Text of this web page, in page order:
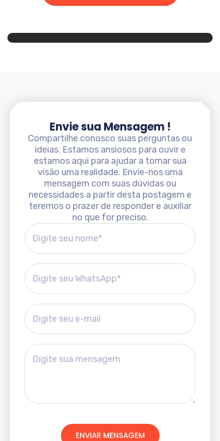
Envie sua Mensagem !
Compartilhe conosco suas perguntas ou
ideias. Estamos ansiosos para ouvir e
estamos aqui para ajudar a tornar sua
visão uma realidade. Envie-nos uma
mensagem com suas dúvidas ou
necessidades a partir desta postagem e
teremos o prazer de responder e auxiliar
no que for preciso.
ENVIAR MENSAGEM